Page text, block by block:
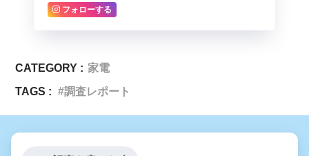
フォローする
CATEGORY : 家電
TAGS :
調査レポート